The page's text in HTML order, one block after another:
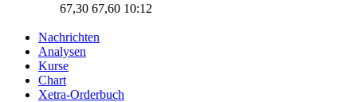
67,30 67,60 10:12
Nachrichten
Analysen
Kurse
Chart
Xetra-Orderbuch